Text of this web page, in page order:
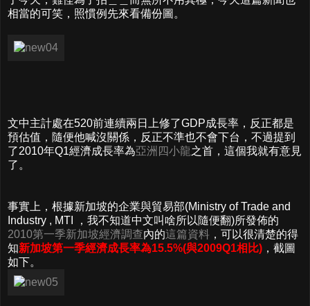
相當的可笑，照慣例先來看備份圖。
文中主計處在520前連續兩日上修了GDP成長率，反正都是
預估值，隨便他喊沒關係，反正不準也不會下台，不過提到
了2010年Q1經濟成長率為亞洲四小龍之首，這個我就有意見
了。
事實上，根據新加坡的企業與貿易部(Ministry of Trade and
Industry , MTI ，我不知道中文叫啥所以隨便翻)所發佈的
2010第一季新加坡經濟調查內的這篇資料 ，可以很清楚的得
知新加坡第一季經濟成長率為15.5%(與2009Q1相比) ，截圖
如下。